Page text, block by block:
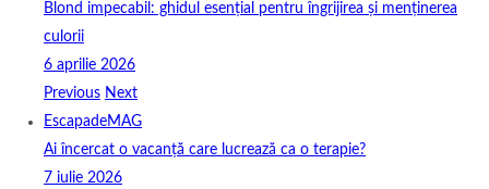
Blond impecabil: ghidul esențial pentru îngrijirea și menținerea
culorii
6 aprilie 2026
Previous Next
EscapadeMAG
Ai încercat o vacanță care lucrează ca o terapie?
7 iulie 2026